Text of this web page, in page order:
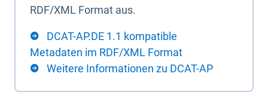
RDF/XML Format aus.
DCAT-AP.DE 1.1 kompatible
Metadaten im RDF/XML Format
Weitere Informationen zu DCAT-AP